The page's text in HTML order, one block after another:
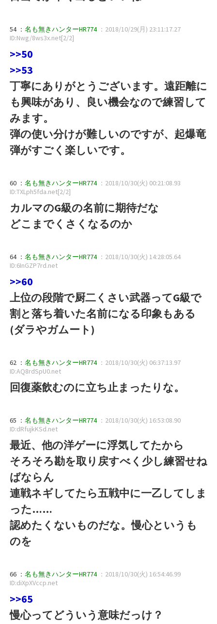
54 ： 名も無きハンターHR774 ：2018/10/29(月) 23:11:17.27
ID:Nwg/8ws3x.net[2/2]
>>50
>>53
丁寧にありがとうございます。遠距離に
も興味があり、良い機会なので練習して
みます。
弾の使い分けが難しいのですが、起爆竜
弾がすごく楽しいです。
60 ： 名も無きハンターHR774 ：2018/10/30(火) 00:21:08.93
ID:TXLph5fda.net[2/2]
カルマのG級の名前に期待だな
どこまでくさくなるのか
64 ： 名も無きハンターHR774 ：2018/10/30(火) 14:28:05.64
ID:6InGZP7rd.net
>>60
上位の段階で厨二くさい武器ってG級で
割と落ち着いた名前になる印象もある
(ダラやガムート)
62 ： 名も無きハンターHR774 ：2018/10/30(火) 06:37:13.97
ID:AQ8rdSpU0.net
回復薬飲むのに立ち止まったりな。
65 ： 名も無きハンターHR774 ：2018/10/30(火) 16:53:08.90
ID:dRfujkKSd.net
最近、他の洋ゲーに浮気してたから
そろそろ勘を取り戻すべく少し練習せね
ばならん
連戦ネギしてたら五戦中に一乙してしま
った……
認めたくないものだな。慢心というも
のを
66 ： 名も無きハンターHR774 ：2018/10/30(火) 16:54:46.99
ID:diXpXVccp.net
>>65
慢心ってどういう意味だっけ？